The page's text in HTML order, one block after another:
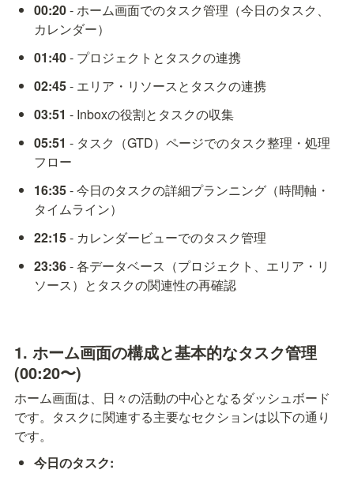
00:20 - ホーム画面でのタスク管理（今日のタスク、
カレンダー）
01:40 - プロジェクトとタスクの連携
02:45 - エリア・リソースとタスクの連携
03:51 - Inboxの役割とタスクの収集
05:51 - タスク（GTD）ページでのタスク整理・処理
フロー
16:35 - 今日のタスクの詳細プランニング（時間軸・
タイムライン）
22:15 - カレンダービューでのタスク管理
23:36 - 各データベース（プロジェクト、エリア・リ
ソース）とタスクの関連性の再確認
1. ホーム画面の構成と基本的なタスク管理
(00:20〜)
ホーム画面は、日々の活動の中心となるダッシュボード
です。タスクに関連する主要なセクションは以下の通り
です。
今日のタスク: